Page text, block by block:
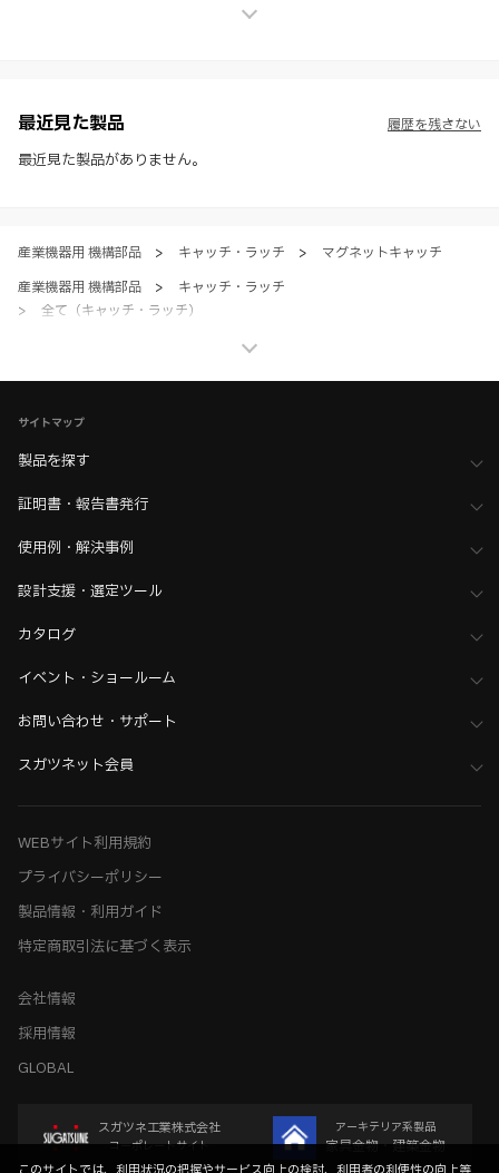
社製品の使用ご検討、又は販売促進目的の利用に限ります。
※ 本WEBサイト製品情報のご利用にあたっては、WEBサイト利用規
約、プライバシーポリシー、製品情報ガイドをご確認いただき、内容の
最近見た製品
最近見た製品がありません。
履歴を残さない
産業機器用 機構部品 > キャッチ・ラッチ >
マグネットキャッチ
産業機器用 機構部品
>
キャッチ・ラッチ
>
全て（キャッチ・ラッチ）
ラッチ・キャッチ
家具金物・建築金物
> ラッチ・キャッチ
サイトマップ
製品を探す
証明書・報告書発行
使用例・解決事例
設計支援・選定ツール
カタログ
イベント・ショールーム
お問い合わせ・サポート
スガツネット会員
WEBサイト利用規約
プライバシーポリシー
製品情報・利用ガイド
特定商取引法に基づく表示
会社情報
採用情報
GLOBAL
スガツネ工業株式会社
コーポレートサイト
アーキテリア系製品
家具金物・建築金物